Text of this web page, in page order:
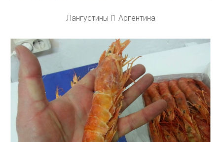
Лангустины l1 Аргентина